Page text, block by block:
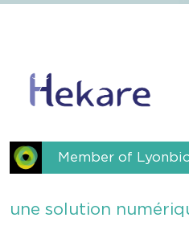
Member of
une solution